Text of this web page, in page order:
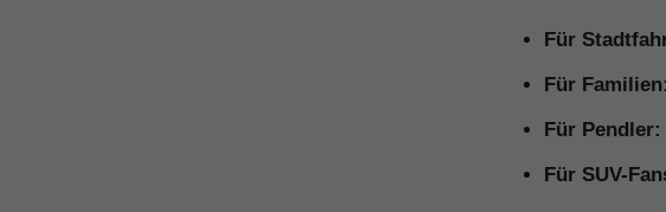
Für
Für Familien:
Für Pendler:
Für SUV-